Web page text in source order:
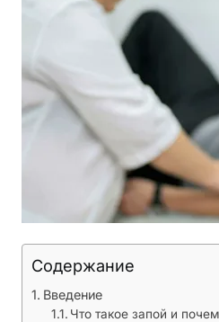
Содержание
Введение
Что такое запой и